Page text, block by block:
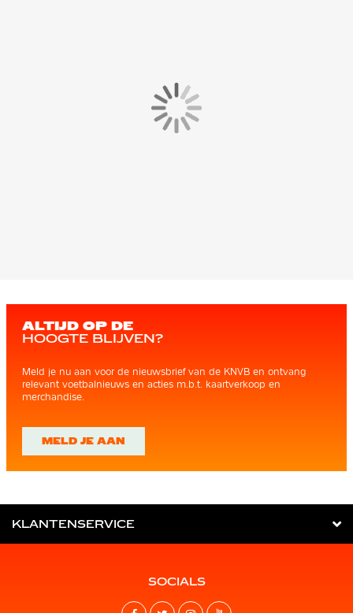
ALTIJD OP DE
HOOGTE BLIJVEN?
Meld je nu aan voor de nieuwsbrief van de KNVB en ontvang
relevant voetbalnieuws en acties m.b.t. kaartverkoop en
merchandise.
MELD JE AAN
KLANTENSERVICE
SOCIALS